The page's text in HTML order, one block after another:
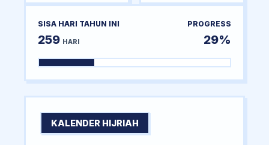
SISA HARI TAHUN INI
259 HARI
PROGRESS
29%
KALENDER HIJRIAH